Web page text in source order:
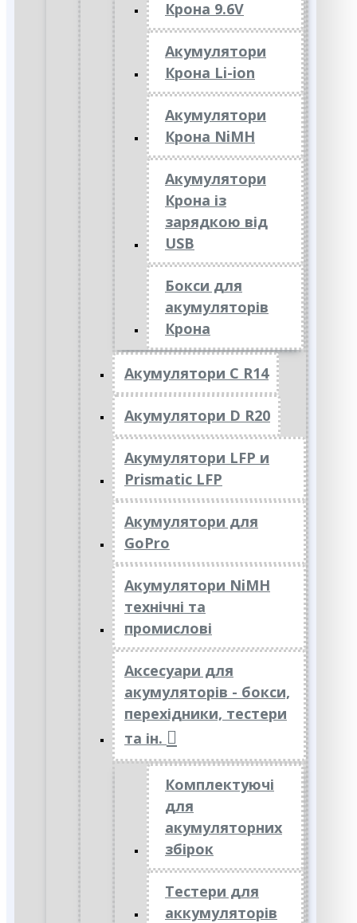
Крона 9.6V
Акумулятори
Крона Li-ion
Акумулятори
Крона NiMH
Акумулятори
Крона із
зарядкою від
USB
Бокси для
акумуляторів
Крона
Акумулятори C R14
Акумулятори D R20
Акумулятори LFP и
Prismatic LFP
Акумулятори для
GoPro
Акумулятори NiMH
технічні та
промислові
Аксесуари для
акумуляторів - бокси,
перехідники, тестери
та ін.
Комплектуючі
для
акумуляторних
збірок
Тестери для
аккумуляторів